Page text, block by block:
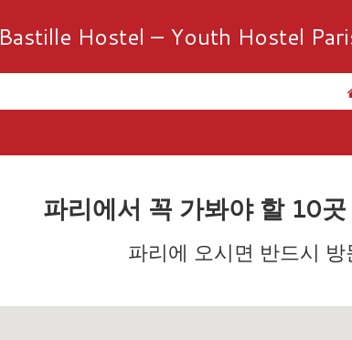
Bastille Hostel – Youth Hostel
파리에서 꼭 가봐야 할 10
파리에 오시면 반드시